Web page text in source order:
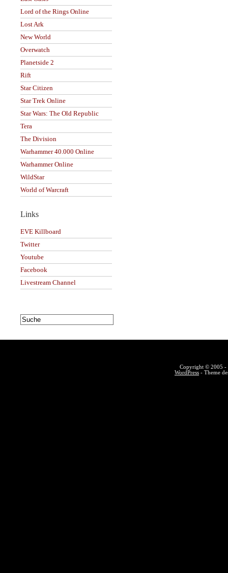
Lord of the Rings Online
Lost Ark
New World
Overwatch
Planetside 2
Rift
Star Citizen
Star Trek Online
Star Wars: The Old Republic
Tera
The Division
Warhammer 40.000 Online
Warhammer Online
WildStar
World of Warcraft
Links
EVE Killboard
Twitter
Youtube
Facebook
Livestream Channel
Copyright © 2005 -
WordPress - Theme